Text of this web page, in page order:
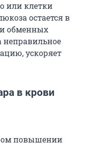
или клетки
остается в
обменных
неправильное
ускоряет
в крови
повышении